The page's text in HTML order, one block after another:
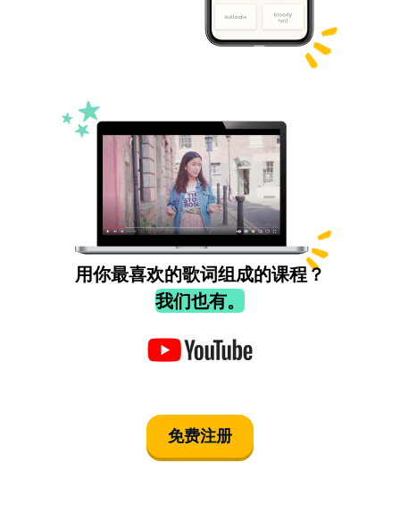
用你最喜欢的歌词组成的课程？
我们也有。
免费注册